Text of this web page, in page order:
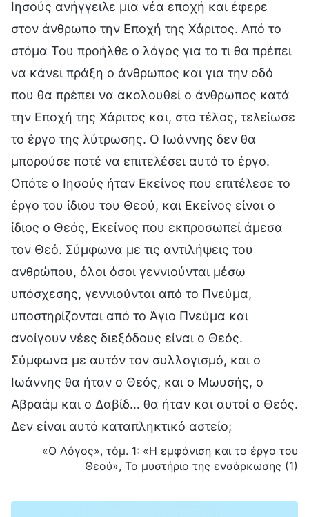
Ιησούς ανήγγειλε μια νέα εποχή και έφερε
στον άνθρωπο την Εποχή της Χάριτος. Από το
στόμα Του προήλθε ο λόγος για το τι θα πρέπει
να κάνει πράξη ο άνθρωπος και για την οδό
που θα πρέπει να ακολουθεί ο άνθρωπος κατά
την Εποχή της Χάριτος και, στο τέλος, τελείωσε
το έργο της λύτρωσης. Ο Ιωάννης δεν θα
μπορούσε ποτέ να επιτελέσει αυτό το έργο.
Οπότε ο Ιησούς ήταν Εκείνος που επιτέλεσε το
έργο του ίδιου του Θεού, και Εκείνος είναι ο
ίδιος ο Θεός, Εκείνος που εκπροσωπεί άμεσα
τον Θεό. Σύμφωνα με τις αντιλήψεις του
ανθρώπου, όλοι όσοι γεννιούνται μέσω
υπόσχεσης, γεννιούνται από το Πνεύμα,
υποστηρίζονται από το Άγιο Πνεύμα και
ανοίγουν νέες διεξόδους είναι ο Θεός.
Σύμφωνα με αυτόν τον συλλογισμό, και ο
Ιωάννης θα ήταν ο Θεός, και ο Μωυσής, ο
Αβραάμ και ο Δαβίδ… θα ήταν και αυτοί ο Θεός.
Δεν είναι αυτό καταπληκτικό αστείο;
«Ο Λόγος», τόμ. 1: «Η εμφάνιση και το έργο του
Θεού», Το μυστήριο της ενσάρκωσης (1)